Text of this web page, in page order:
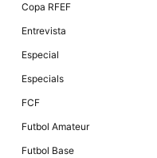
Copa RFEF
Entrevista
Especial
Especials
FCF
Futbol Amateur
Futbol Base